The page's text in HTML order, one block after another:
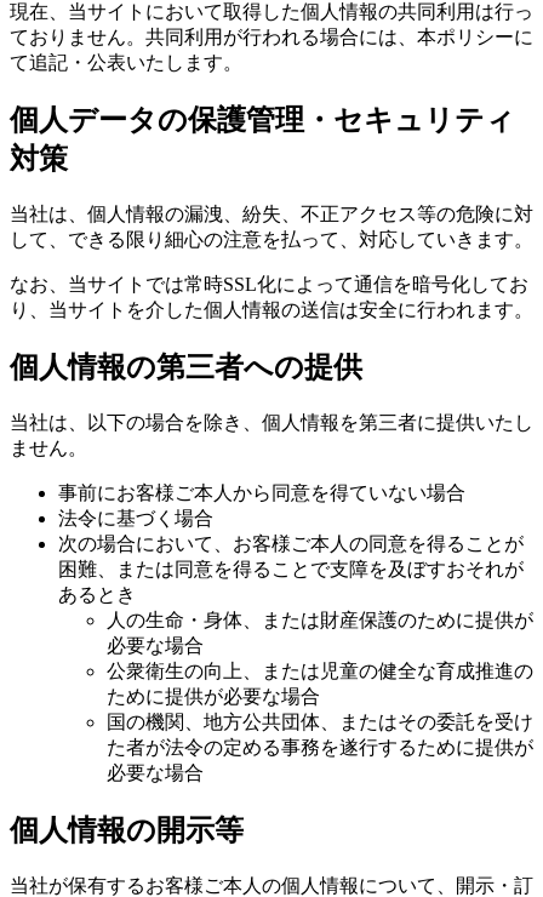
現在、当サイトにおいて取得した個人情報の共同利用は行っ
ておりません。共同利用が行われる場合には、本ポリシーに
て追記・公表いたします。
個人データの保護管理・セキュリティ
対策
当社は、個人情報の漏洩、紛失、不正アクセス等の危険に対
して、できる限り細心の注意を払って、対応していきます。
なお、当サイトでは常時SSL化によって通信を暗号化してお
り、当サイトを介した個人情報の送信は安全に行われます。
個人情報の第三者への提供
当社は、以下の場合を除き、個人情報を第三者に提供いたし
ません。
事前にお客様ご本人から同意を得ていない場合
法令に基づく場合
次の場合において、お客様ご本人の同意を得ることが
困難、または同意を得ることで支障を及ぼすおそれが
あるとき
人の生命・身体、または財産保護のために提供が
必要な場合
公衆衛生の向上、または児童の健全な育成推進の
ために提供が必要な場合
国の機関、地方公共団体、またはその委託を受け
た者が法令の定める事務を遂行するために提供が
必要な場合
個人情報の開示等
当社が保有するお客様ご本人の個人情報について、開示・訂